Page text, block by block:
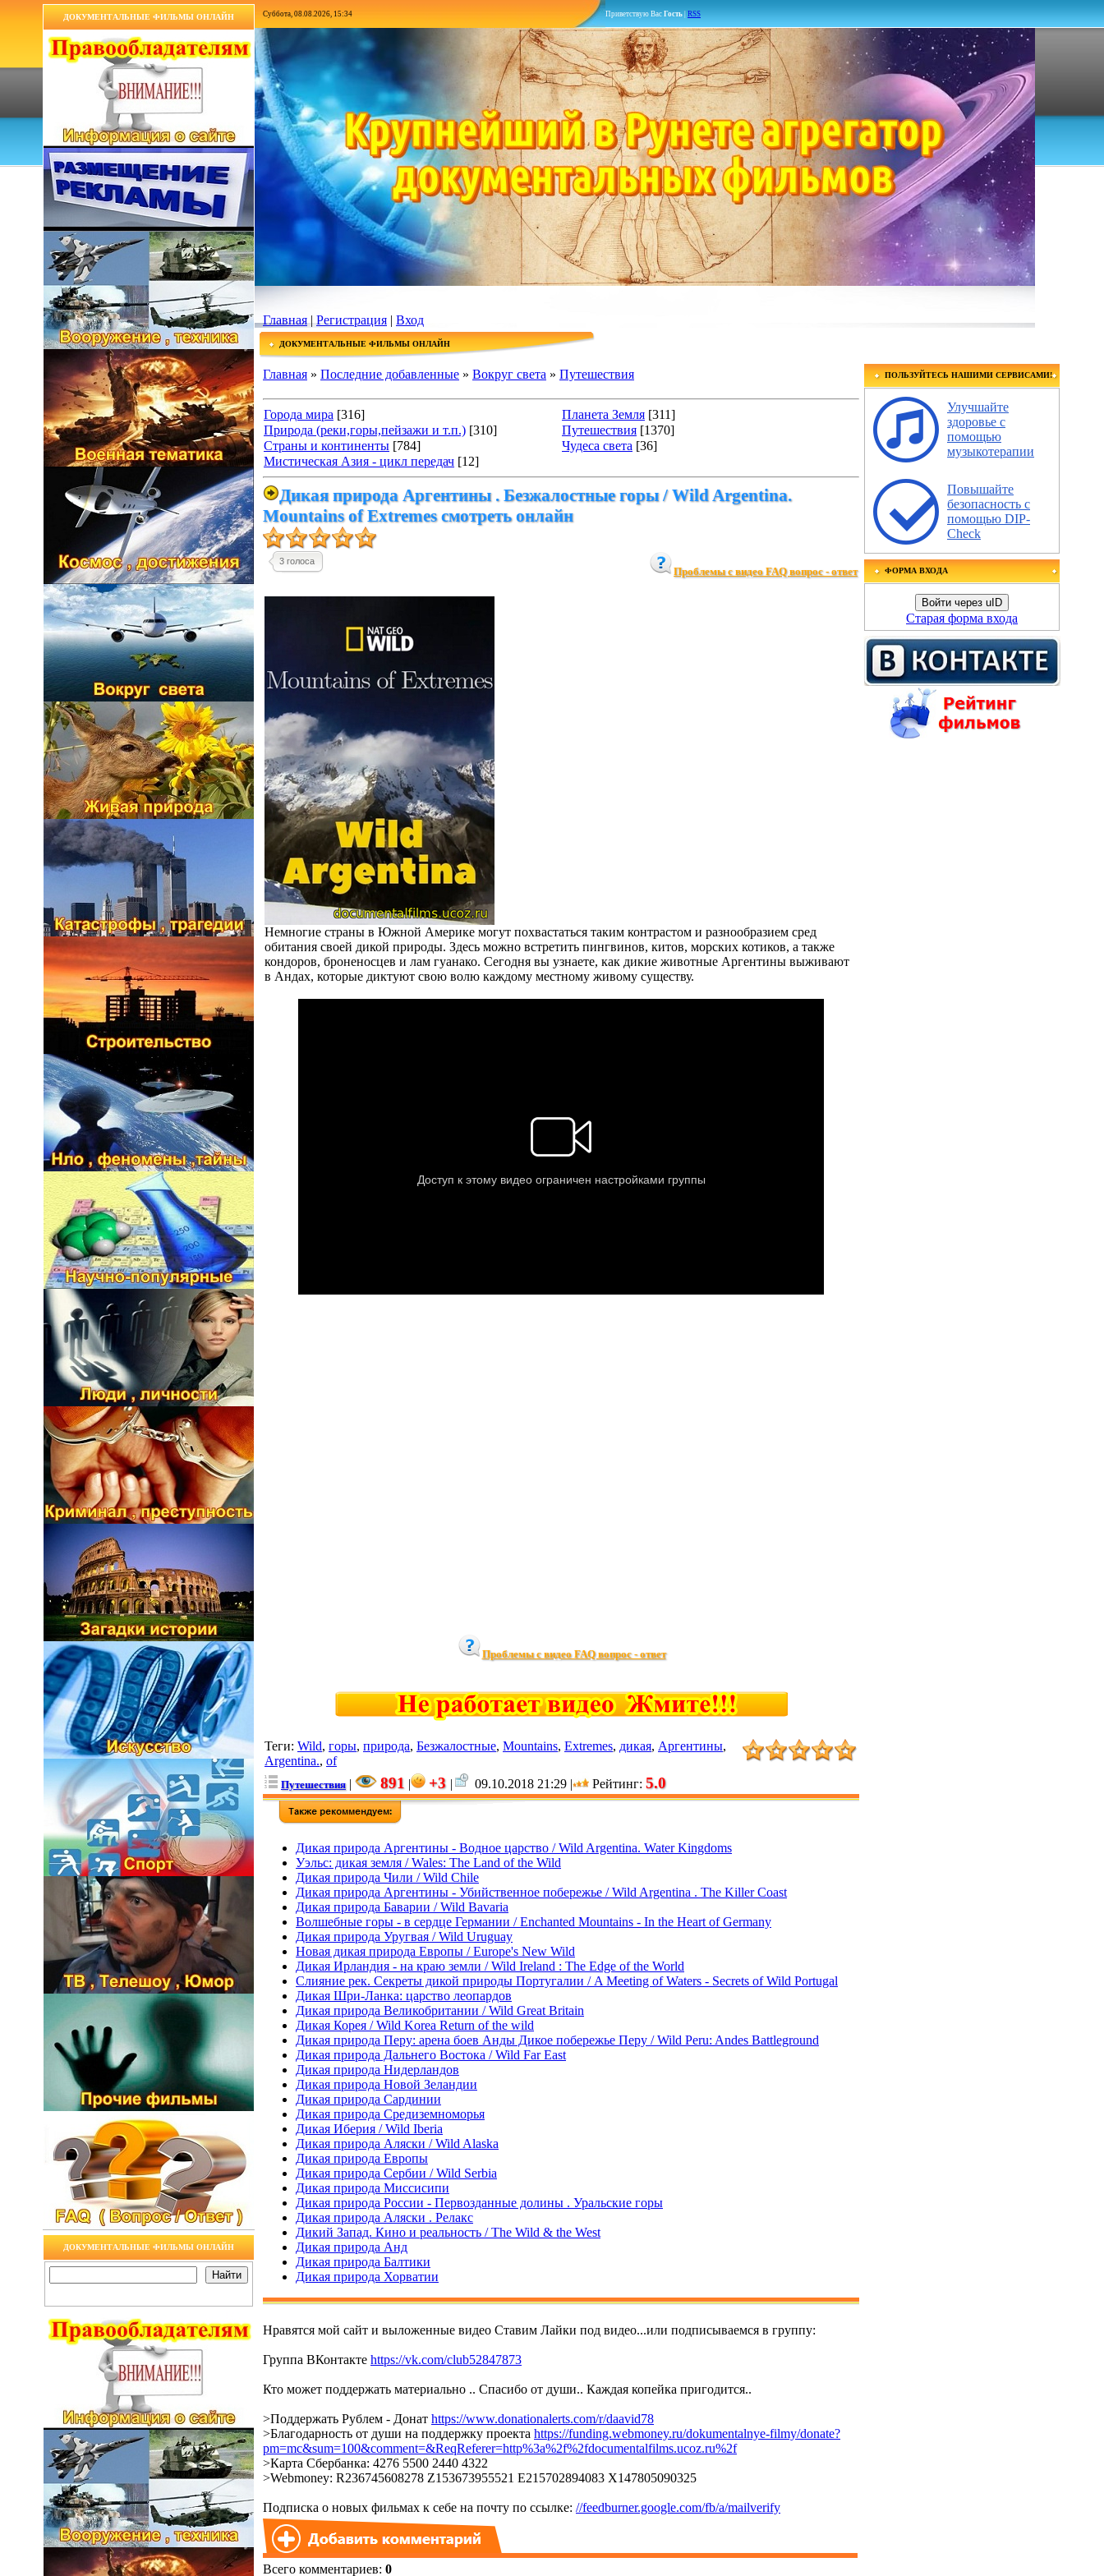
ДОКУМЕНТАЛЬНЫЕ ФИЛЬМЫ ОНЛАЙН
ДОКУМЕНТАЛЬНЫЕ ФИЛЬМЫ ОНЛАЙН
Суббота, 08.08.2026, 15:34 Приветствую Вас Гость RSS
Главная|Регистрация | Вход
ДОКУМЕНТАЛЬНЫЕ ФИЛЬМЫ ОНЛАЙН
Главная » Последние добавленные » Вокруг света » Путешествия
Города мира [316] Планета Земля [311]
Природа (реки,горы,пейзажи и т.п.) [310] Путешествия [1370]
Страны и континенты [784] Чудеса света [36]
Мистическая Азия - цикл передач [12]
Дикая природа Аргентины . Безжалостные горы / Wild Argentina.
Mountains of Extremes смотреть онлайн
3 голоса
Проблемы с видео FAQ вопрос - ответ
Немногие страны в Южной Америке могут похвастаться таким контрастом и разнообразием сред
обитания своей дикой природы. Здесь можно встретить пингвинов, китов, морских котиков, а также
кондоров, броненосцев и лам гуанако. Сегодня вы узнаете, как дикие животные Аргентины выживают
в Андах, которые диктуют свою волю каждому местному живому существу.
Проблемы с видео FAQ вопрос - ответ
Теги: Wild, горы, природа, Безжалостные, Mountains, Extremes, дикая, Аргентины,
Argentina., of
Путешествия| 891 | +3 | 09.10.2018 21:29 | Рейтинг: 5.0
Дикая природа Аргентины - Водное царство / Wild Argentina. Water Kingdoms
Уэльс: дикая земля / Wales: The Land of the Wild
Дикая природа Чили / Wild Chile
Дикая природа Аргентины - Убийственное побережье / Wild Argentina . The Killer Coast
Дикая природа Баварии / Wild Bavaria
Волшебные горы - в сердце Германии / Enchanted Mountains - In the Heart of Germany
Дикая природа Уругвая / Wild Uruguay
Новая дикая природа Европы / Europe's New Wild
Дикая Ирландия - на краю земли / Wild Ireland : The Edge of the World
Слияние рек. Секреты дикой природы Португалии / A Meeting of Waters - Secrets of Wild Portugal
Дикая Шри-Ланка: царство леопардов
Дикая природа Великобритании / Wild Great Britain
Дикая Корея / Wild Korea Return of the wild
Дикая природа Перу: арена боев Анды Дикое побережье Перу / Wild Peru: Andes Battleground
Дикая природа Дальнего Востока / Wild Far East
Дикая природа Нидерландов
Дикая природа Новой Зеландии
Дикая природа Сардинии
Дикая природа Средиземноморья
Дикая Иберия / Wild Iberia
Дикая природа Аляски / Wild Alaska
Дикая природа Европы
Дикая природа Сербии / Wild Serbia
Дикая природа Миссисипи
Дикая природа России - Первозданные долины . Уральские горы
Дикая природа Аляски . Релакс
Дикий Запад. Кино и реальность / The Wild & the West
Дикая природа Анд
Дикая природа Балтики
Дикая природа Хорватии
Нравятся мой сайт и выложенные видео Ставим Лайки под видео...или подписываемся в группу:
Группа ВКонтакте https://vk.com/club52847873
Кто может поддержать материально .. Спасибо от души.. Каждая копейка пригодится..
>Поддержать Рублем - Донат https://www.donationalerts.com/r/daavid78
>Благодарность от души на поддержку проекта https://funding.webmoney.ru/dokumentalnye-filmy/donate?
pm=mc&sum=100&comment=&ReqReferer=http%3a%2f%2fdocumentalfilms.ucoz.ru%2f
>Карта Сбербанка: 4276 5500 2440 4322
>Webmoney: R236745608278 Z153673955521 E215702894083 X147805090325
Подписка о новых фильмах к себе на почту по ссылке: //feedburner.google.com/fb/a/mailverify
Всего комментариев: 0
ПОЛЬЗУЙТЕСЬ НАШИМИ СЕРВИСАМИ!
Улучшайте
здоровье с
помощью
музыкотерапии
Повышайте
безопасность с
помощью DIP-
Check
ФОРМА ВХОДА
Войти через uID
Старая форма входа